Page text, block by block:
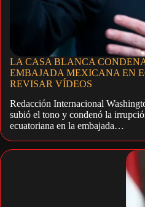
LA CASA BLANCA
EMBAJADA MEXICANA EN
REVISAR VÍDEOS
Redacción Internacional
subió el tono y condenó la
ecuatoriana en la embajada…